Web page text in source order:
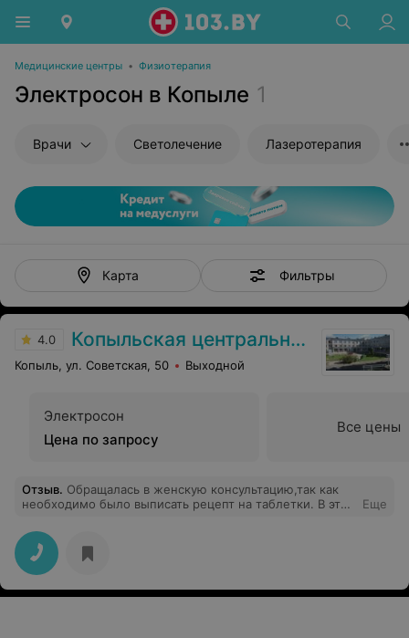
Медицинские центры • Физиотерапия
Электросон в Копыле 1
Врачи Светолечение Лазеротерапия
Карта Фильтры
4.0 Копыльская центральная районная больница
Копыль, ул. Советская, 50 Выходной
Электросон
Цена по запросу
Все цены
Отзыв. ‌Обращалась в женскую консультацию,так как
необходимо было выписать рецепт на таблетки. В этот
Л.Н. При просьбе выписать мне рецепт,я столкнулась с
грубостью. Врач в грубой форме сообщила,что без
осмотра не выпишет мне рецепт и вообще,когда это я
последний раз сдавала такие-то анализы и узи. Я даже
не успевала открыть рот,чтобы ответить на
Еще